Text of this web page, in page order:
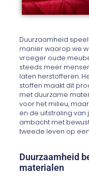
Duurzaamheid
manier waarop we
vroeger oude
steeds meer
laten herstofferen.
stoffen maakt dit
met duurzame
voor het milieu,
en de uitstraling van
ambacht met
tweede leven op
Duurzaamheid
materialen